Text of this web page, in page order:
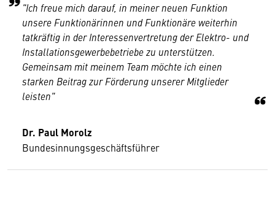
"Ich freue mich darauf, in meiner neuen Funktion
unsere Funktionärinnen und Funktionäre weiterhin
tatkräftig in der Interessenvertretung der Elektro- und
Installationsgewerbebetriebe zu unterstützen.
Gemeinsam mit meinem Team möchte ich einen
starken Beitrag zur Förderung unserer Mitglieder
leisten"
Dr. Paul Morolz
Bundesinnungsgeschäftsführer